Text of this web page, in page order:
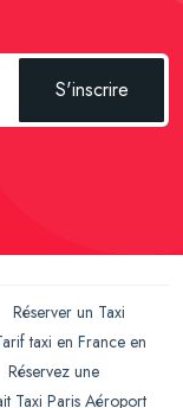
S'inscrire
Réserver un Taxi
taxi en France en
Réservez une
Taxi Paris Aéroport